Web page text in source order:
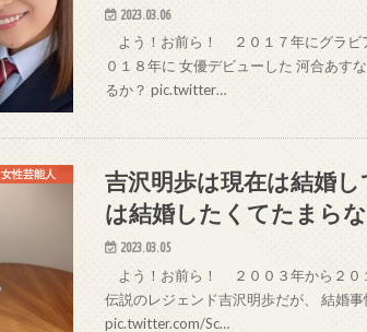
2023.03.06
よう！お前ら！ ２０１７年にグラビ
０１８年に 女優デビューした 河合あす
るか？ pic.twitter…
女性芸能人
吉沢明歩は現在は結婚
は結婚したくてたまら
2023.03.05
よう！お前ら！ ２００３年から２０
伝説のレジェンド吉沢明歩だが、 結婚
pic.twitter.com/Sc…